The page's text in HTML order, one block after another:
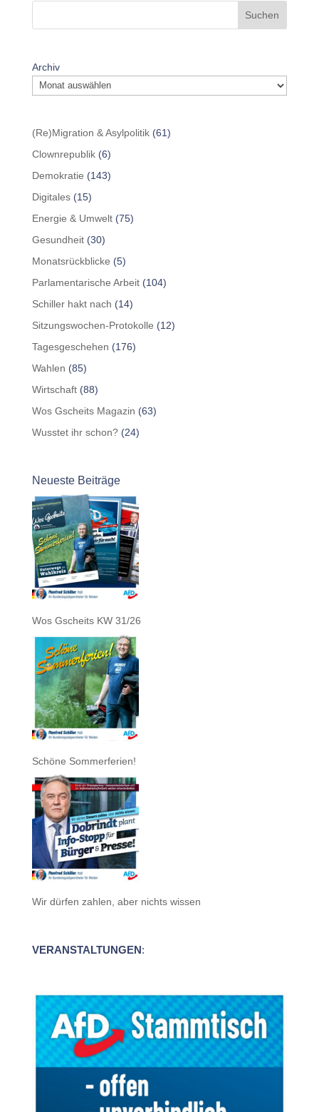
Suchen
Archiv
(Re)Migration & Asylpolitik(61)
Clownrepublik(6)
Demokratie (143)
Digitales(15)
Energie & Umwelt(75)
Gesundheit(30)
Monatsrückblicke (5)
Parlamentarische Arbeit(104)
Schiller hakt nach (14)
Sitzungswochen-Protokolle (12)
Tagesgeschehen (176)
Wahlen (85)
Wirtschaft(88)
Wos Gscheits Magazin (63)
Wusstet ihr schon?(24)
Neueste Beiträge
Wos Gscheits KW 31/26
Schöne Sommerferien!
Wir dürfen zahlen, aber nichts wissen
VERANSTALTUNGEN: